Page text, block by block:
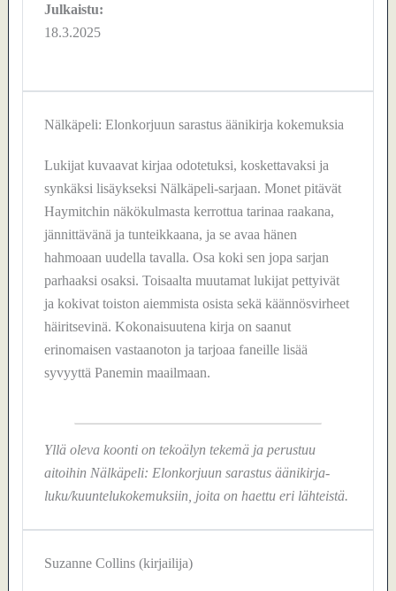
Julkaistu:
18.3.2025
Nälkäpeli: Elonkorjuun sarastus äänikirja kokemuksia
Lukijat kuvaavat kirjaa odotetuksi, koskettavaksi ja
synkäksi lisäykseksi Nälkäpeli-sarjaan. Monet pitävät
Haymitchin näkökulmasta kerrottua tarinaa raakana,
jännittävänä ja tunteikkaana, ja se avaa hänen
hahmoaan uudella tavalla. Osa koki sen jopa sarjan
parhaaksi osaksi. Toisaalta muutamat lukijat pettyivät
ja kokivat toiston aiemmista osista sekä käännösvirheet
häiritsevinä. Kokonaisuutena kirja on saanut
erinomaisen vastaanoton ja tarjoaa faneille lisää
syvyyttä Panemin maailmaan.
Yllä oleva koonti on tekoälyn tekemä ja perustuu
aitoihin Nälkäpeli: Elonkorjuun sarastus äänikirja-
luku/kuuntelukokemuksiin, joita on haettu eri lähteistä.
Suzanne Collins (kirjailija)